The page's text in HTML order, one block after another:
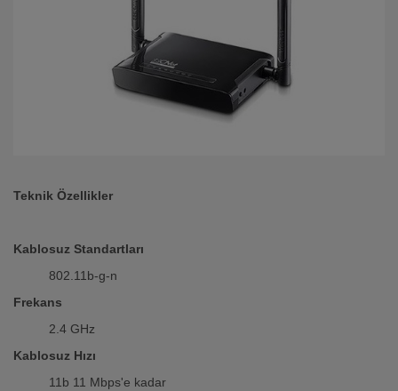
Teknik Özellikler
Kablosuz Standartları
802.11b-g-n
Frekans
2.4 GHz
Kablosuz Hızı
11b 11 Mbps'e kadar